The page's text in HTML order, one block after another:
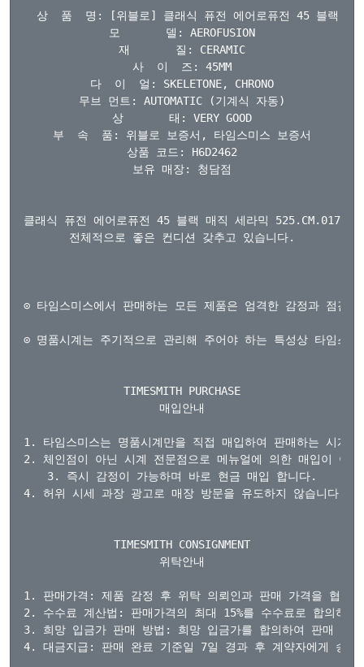
상  품  명: [위블로] 클래식 퓨전 에어로퓨전 45 블랙 매
모       델: AEROFUSION
재       질: CERAMIC
사  이  즈: 45MM
다  이  얼: SKELETONE, CHRONO
무브 먼트: AUTOMATIC (기계식 자동)
상       태: VERY GOOD
부  속  품: 위블로 보증서, 타임스미스 보증서
상품 코드: H6D2462
보유 매장: 청담점
클래식 퓨전 에어로퓨전 45 블랙 매직 세라믹
전체적으로 좋은 컨디션 갖추고 있습니다.
⊙ 타임스미스에서 판매하는 모든 제품은 엄격한 감정과 점검
⊙ 명품시계는 주기적으로 관리해 주어야 하는 특성상 타임스
TIMESMITH PURCHASE
매입안내
1. 타임스미스는 명품시계만을 직접 매입하여 판매하는 시계
2. 체인점이 아닌 시계 전문점으로 메뉴얼에 의한 매입이 아
3. 즉시 감정이 가능하며 바로 현금 매입 합니다.
4. 허위 시세 과장 광고로 매장 방문을 유도하지 않습니다.
TIMESMITH CONSIGNMENT
위탁안내
1. 판매가격: 제품 감정 후 위탁 의뢰인과 판매 가격을 협의
2. 수수료 계산법: 판매가격의 최대 15%를 수수료로 합의하
3. 희망 입금가 판매 방법: 희망 입금가를 합의하여 판매 완
4. 대금지급: 판매 완료 기준일 7일 경과 후 계약자에게 송금